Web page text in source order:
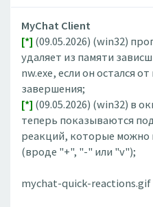
MyChat Client
[*] (09.05.2026) (win32)
удаляет из памяти
nw.exe, если он остался
завершения;
[*] (09.05.2026) (win32) в
теперь показываются
реакций, которые можно
(вроде "+", "-" или "v");
mychat-quick-reactions.gif